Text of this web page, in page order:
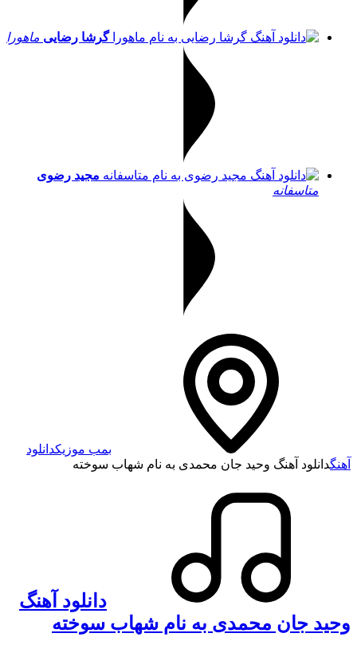
گرشا رضایی ماهورا
مجید رضوی
متاسفانه
بمب موزیکدانلود
آهنگدانلود آهنگ وحید جان محمدی به نام شهاب سوخته
دانلود آهنگ
وحید جان محمدی به نام شهاب سوخته